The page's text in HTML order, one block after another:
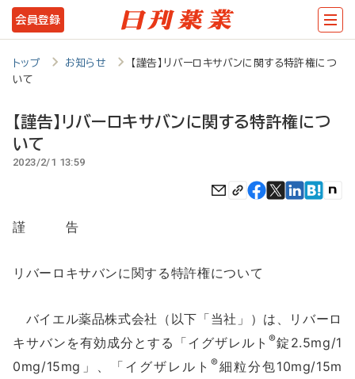
メ
イ
テ
会員登録
トップ お知らせ
【謹告】リバーロキサバンに関する特許権につ
いて
【謹告】リバーロキサバンに関する特許権につ
いて
2023/2/1 13:59
謹 告
リバーロキサバンに関する特許権について
バイエル薬品株式会社（以下「当社」）は、リバーロ
キサバンを有効成分とする「イグザレルト®錠2.5mg/1
0mg/15mg」、「イグザレルト ®細粒分包10mg/15m